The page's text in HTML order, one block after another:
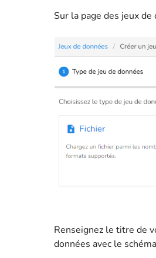
Sur la page des jeux
Renseignez le titre de
données avec le